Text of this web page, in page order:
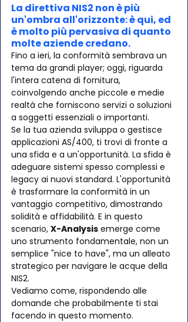
La direttiva NIS2 non è più
un'ombra all'orizzonte: è qui, ed
è molto più pervasiva di quanto
molte aziende credano.
Fino a ieri, la conformità sembrava un
tema da grandi player; oggi, riguarda
l'intera catena di fornitura,
coinvolgendo anche piccole e medie
realtà che forniscono servizi o soluzioni
a soggetti essenziali o importanti.
Se la tua azienda sviluppa o gestisce
applicazioni AS/400, ti trovi di fronte a
una sfida e a un'opportunità. La sfida è
adeguare sistemi spesso complessi e
legacy ai nuovi standard. L'opportunità
è trasformare la conformità in un
vantaggio competitivo, dimostrando
solidità e affidabilità. E in questo
scenario, X-Analysis emerge come
uno strumento fondamentale, non un
semplice "nice to have", ma un alleato
strategico per navigare le acque della
NIS2.
Vediamo come, rispondendo alle
domande che probabilmente ti stai
facendo in questo momento.